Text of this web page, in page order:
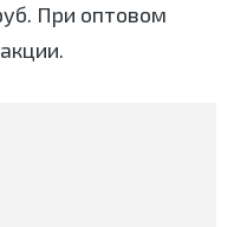
При оптовом